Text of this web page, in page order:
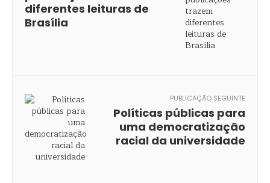
diferentes leituras de
Brasília
PUBLICAÇÃO SEGUINTE
Políticas públicas para
uma democratização
racial da universidade